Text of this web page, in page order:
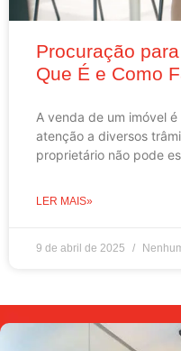
Procuração
Que É e Como
A venda de um imóvel
atenção a diversos
proprietário não pode
LER MAIS»
9 de abril de 2025